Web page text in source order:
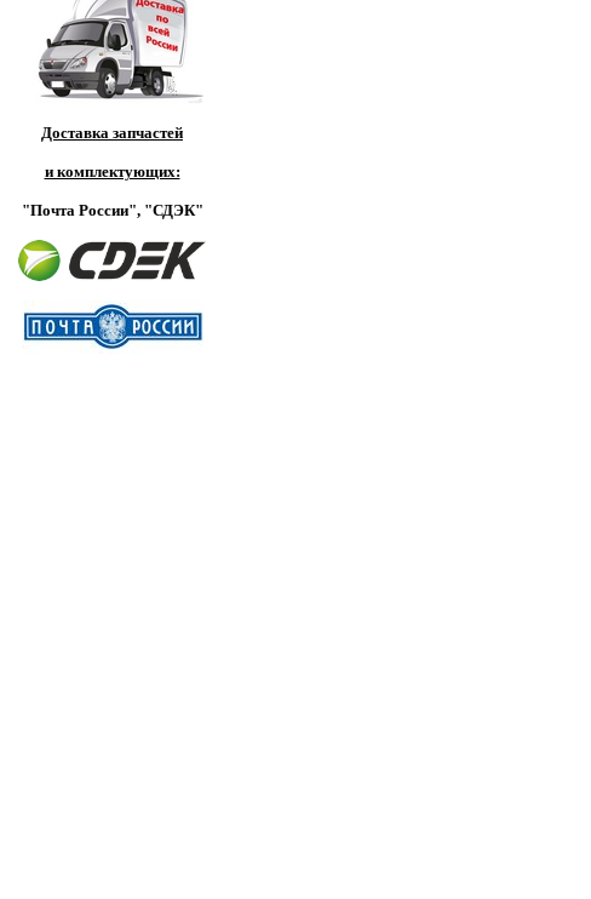
Доставка запчастей
и комплектующих:
"Почта России", "СДЭК"